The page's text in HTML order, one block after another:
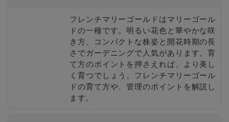
フレンチマリーゴールドはマリーゴール
ドの一種です。明るい花色と華やかな咲
き方、コンパクトな株姿と開花時期の長
さでガーデニングで人気があります。育
て方のポイントを押さえれば、より美し
く育つでしょう。フレンチマリーゴール
ドの育て方や、管理のポイントを解説し
ます。